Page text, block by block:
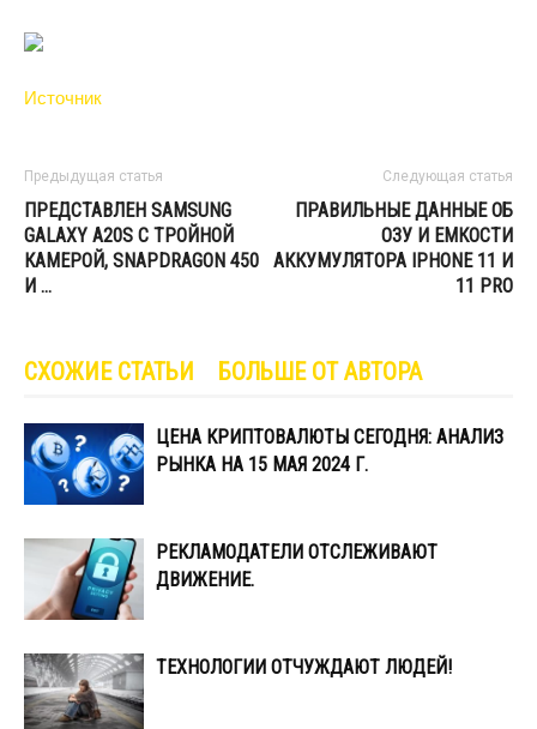
Источник
Предыдущая статья
ПРЕДСТАВЛЕН SAMSUNG
GALAXY A20S С ТРОЙНОЙ
КАМЕРОЙ, SNAPDRAGON 450
И …
Следующая статья
ПРАВИЛЬНЫЕ ДАННЫЕ ОБ
ОЗУ И ЕМКОСТИ
АККУМУЛЯТОРА IPHONE 11 И
11 PRO
СХОЖИЕ СТАТЬИ БОЛЬШЕ ОТ АВТОРА
ЦЕНА КРИПТОВАЛЮТЫ СЕГОДНЯ: АНАЛИЗ
РЫНКА НА 15 МАЯ 2024 Г.
РЕКЛАМОДАТЕЛИ ОТСЛЕЖИВАЮТ
ДВИЖЕНИЕ.
ТЕХНОЛОГИИ ОТЧУЖДАЮТ ЛЮДЕЙ!